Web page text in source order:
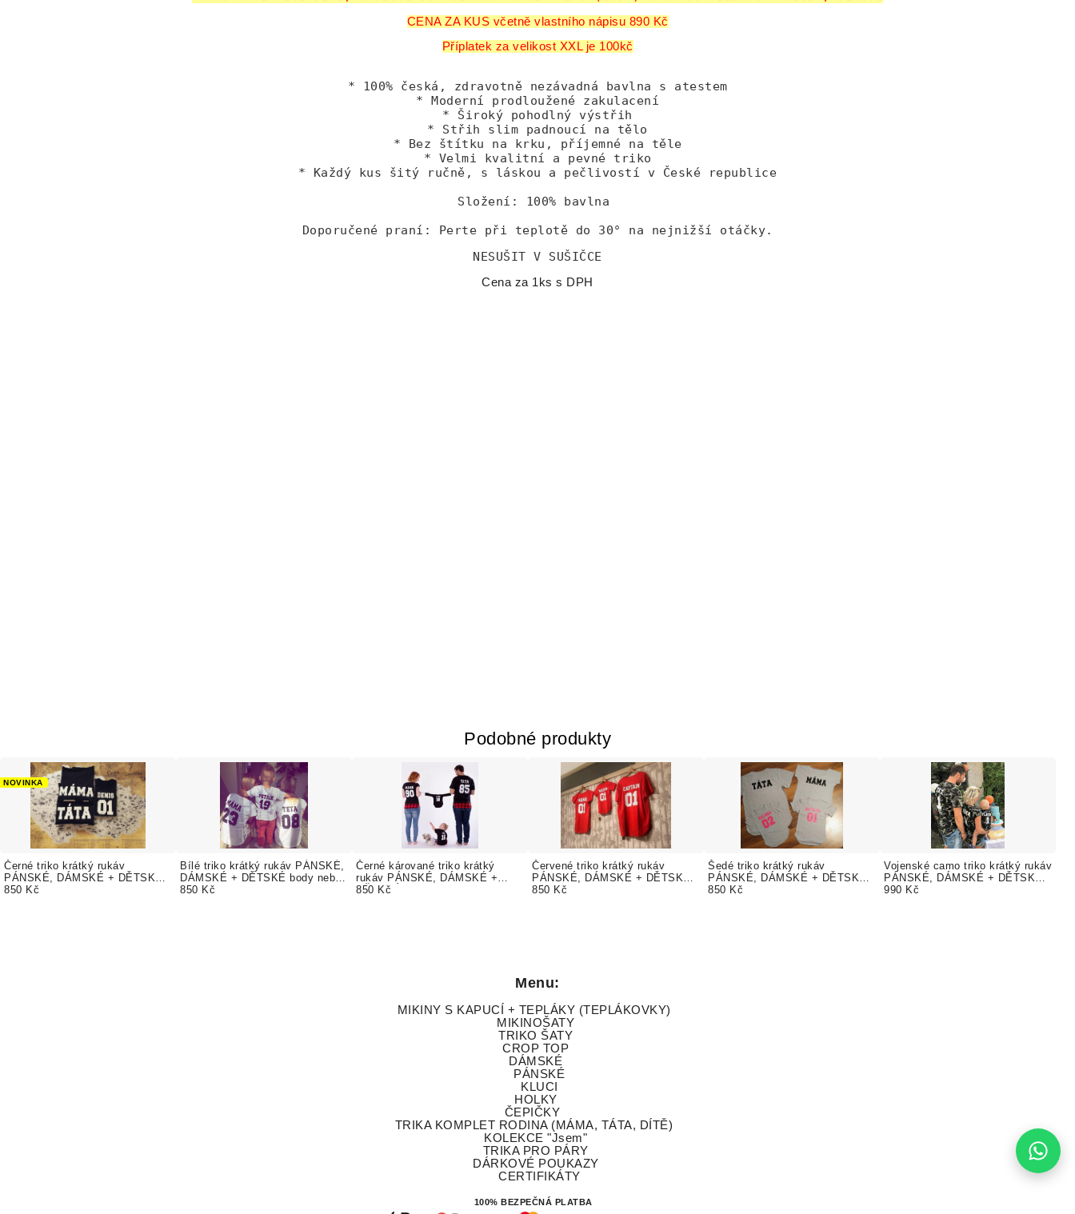
CENA ZA KUS včetně vlastního nápisu 890 Kč
Příplatek za velikost XXL je 100kč
* 100% česká, zdravotně nezávadná bavlna s atestem
* Moderní prodloužené zakulacení
* Široký pohodlný výstřih
* Střih slim padnoucí na tělo
* Bez štítku na krku, příjemné na těle
* Velmi kvalitní a pevné triko
* Každý kus šitý ručně, s láskou a pečlivostí v České republice
Složení: 100% bavlna
Doporučené praní: Perte při teplotě do 30° na nejnižší otáčky.
NESUŠIT V SUŠIČCE
Cena za 1ks s DPH
Podobné produkty
Černé triko krátký rukáv
PÁNSKÉ, DÁMSKÉ + DĚTSKÉ
body nebo triko. TEXT ZDARMA
NOVINKA
850 Kč
Bílé triko krátký rukáv PÁNSKÉ,
DÁMSKÉ + DĚTSKÉ body nebo
triko. TEXT ZDARMA
850 Kč
Černé kárované triko krátký
rukáv PÁNSKÉ, DÁMSKÉ +
DĚTSKÉ TEXT ZDARMA
850 Kč
Červené triko krátký rukáv
PÁNSKÉ, DÁMSKÉ + DĚTSKÉ
body nebo triko. TEXT ZDARMA
850 Kč
Šedé triko krátký rukáv
PÁNSKÉ, DÁMSKÉ + DĚTSKÉ
body nebo triko. TEXT ZDARMA
850 Kč
Vojenské camo triko krátký rukáv
PÁNSKÉ, DÁMSKÉ + DĚTSKÉ
body nebo triko. TEXT ZDARMA
990 Kč
Menu:
MIKINY S KAPUCÍ + TEPLÁKY (TEPLÁKOVKY)
MIKINOŠATY
TRIKO ŠATY
CROP TOP
DÁMSKÉ
PÁNSKÉ
KLUCI
HOLKY
ČEPIČKY
TRIKA KOMPLET RODINA (MÁMA, TÁTA, DÍTĚ)
KOLEKCE "Jsem"
TRIKA PRO PÁRY
DÁRKOVÉ POUKAZY
CERTIFIKÁTY
100% BEZPEČNÁ PLATBA